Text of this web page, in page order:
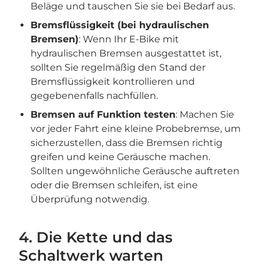
Beläge und tauschen Sie sie bei Bedarf aus.
Bremsflüssigkeit (bei hydraulischen
Bremsen): Wenn Ihr E-Bike mit
hydraulischen Bremsen ausgestattet ist,
sollten Sie regelmäßig den Stand der
Bremsflüssigkeit kontrollieren und
gegebenenfalls nachfüllen.
Bremsen auf Funktion testen: Machen Sie
vor jeder Fahrt eine kleine Probebremse, um
sicherzustellen, dass die Bremsen richtig
greifen und keine Geräusche machen.
Sollten ungewöhnliche Geräusche auftreten
oder die Bremsen schleifen, ist eine
Überprüfung notwendig.
4. Die Kette und das
Schaltwerk warten